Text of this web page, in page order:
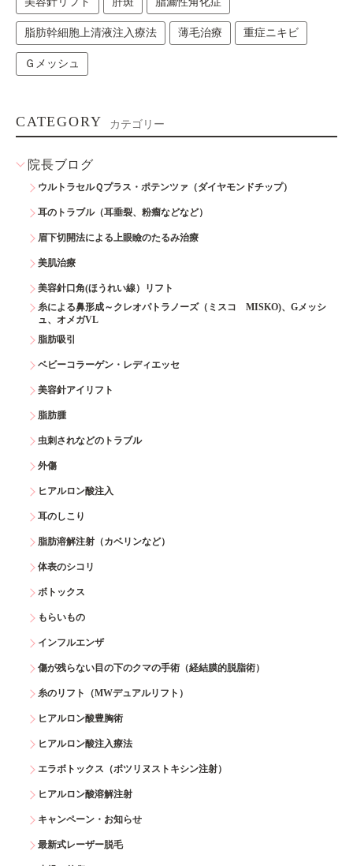
脂肪幹細胞上清液注入療法 薄毛治療 重症ニキビ
Ｇメッシュ
CATEGORY カテゴリー
院長ブログ
ウルトラセルＱプラス・ポテンツァ（ダイヤモンドチップ）
耳のトラブル（耳垂裂、粉瘤などなど）
眉下切開法による上眼瞼のたるみ治療
美肌治療
美容針口角(ほうれい線）リフト
糸による鼻形成～クレオパトラノーズ（ミスコ MISKO)、Gメッシ
ュ、オメガVL
脂肪吸引
ベビーコラーゲン・レディエッセ
美容針アイリフト
脂肪腫
虫刺されなどのトラブル
外傷
ヒアルロン酸注入
耳のしこり
脂肪溶解注射（カベリンなど）
体表のシコリ
ボトックス
もらいもの
インフルエンザ
傷が残らない目の下のクマの手術（経結膜的脱脂術）
糸のリフト（MWデュアルリフト）
ヒアルロン酸豊胸術
ヒアルロン酸注入療法
エラボトックス（ボツリヌストキシン注射）
ヒアルロン酸溶解注射
キャンペーン・お知らせ
最新式レーザー脱毛